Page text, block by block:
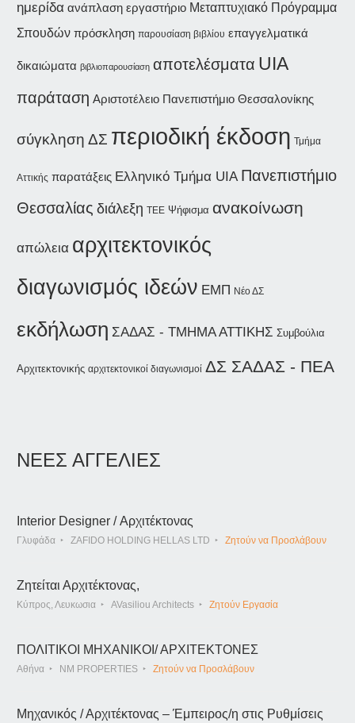
ημερίδα ανάπλαση εργαστήριο Μεταπτυχιακό Πρόγραμμα
Σπουδών πρόσκληση παρουσίαση βιβλίου επαγγελματικά
δικαιώματα βιβλιοπαρουσίαση αποτελέσματα UIA
παράταση Αριστοτέλειο Πανεπιστήμιο Θεσσαλονίκης
σύγκληση ΔΣ περιοδική έκδοση Τμήμα
Αττικής παρατάξεις Ελληνικό Τμήμα UIA Πανεπιστήμιο
Θεσσαλίας διάλεξη ΤΕΕ Ψήφισμα ανακοίνωση
απώλεια αρχιτεκτονικός
διαγωνισμός ιδεών ΕΜΠ Νέο ΔΣ
εκδήλωση ΣΑΔΑΣ - ΤΜΗΜΑ ΑΤΤΙΚΗΣ Συμβούλια
Αρχιτεκτονικής αρχιτεκτονικοί διαγωνισμοί ΔΣ ΣΑΔΑΣ - ΠΕΑ
ΝΕΕΣ ΑΓΓΕΛΙΕΣ
Interior Designer / Αρχιτέκτονας
Γλυφάδα ZAFIDO HOLDING HELLAS LTD Ζητούν να Προσλάβουν
Ζητείται Αρχιτέκτονας,
Κύπρος, Λευκωσια AVasiliou Architects Ζητούν Εργασία
ΠΟΛΙΤΙΚΟΙ ΜΗΧΑΝΙΚΟΙ/ ΑΡΧΙΤΕΚΤΟΝΕΣ
Αθήνα NM PROPERTIES Ζητούν να Προσλάβουν
Μηχανικός / Αρχιτέκτονας – Έμπειρος/η στις Ρυθμίσεις